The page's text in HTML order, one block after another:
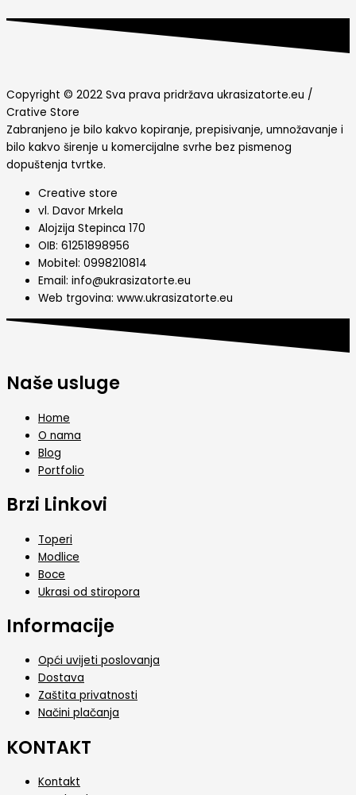
Copyright © 2022 Sva prava pridržava ukrasizatorte.eu /
Crative Store
Zabranjeno je bilo kakvo kopiranje, prepisivanje, umnožavanje i
bilo kakvo širenje u komercijalne svrhe bez pismenog
dopuštenja tvrtke.
Creative store
vl. Davor Mrkela
Alojzija Stepinca 170
OIB: 61251898956
Mobitel: 0998210814
Email: info@ukrasizatorte.eu
Web trgovina: www.ukrasizatorte.eu
Naše usluge
Home
O nama
Blog
Portfolio
Brzi Linkovi
Toperi
Modlice
Boce
Ukrasi od stiropora
Informacije
Opći uvijeti poslovanja
Dostava
Zaštita privatnosti
Načini plačanja
KONTAKT
Kontakt